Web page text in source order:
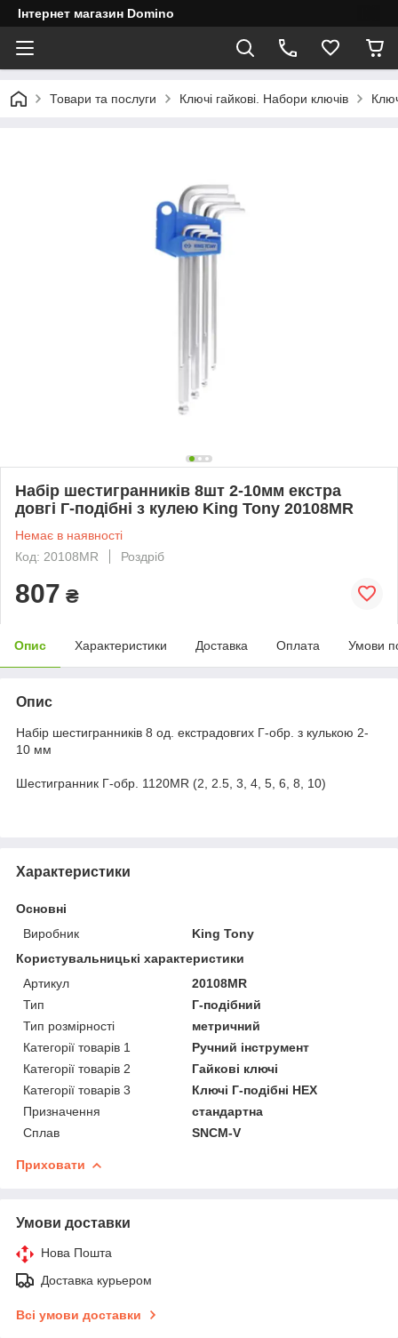
Інтернет магазин Domino
Товари та послуги Ключі гайкові. Набори ключів
Набір шестигранників 8шт 2-10мм екстра
довгі Г-подібні з кулею King Tony 20108MR
Немає в наявності
Код: 20108MR
Роздріб
807 ₴
Опис Характеристики Доставка Оплата Умови
Опис
Набір шестигранників 8 од. екстрадовгих Г-обр. з кулькою 2-
10 мм
Шестигранник Г-обр. 1120MR (2, 2.5, 3, 4, 5, 6, 8, 10)
Характеристики
Основні
Виробник
King Tony
Користувальницькі характеристики
Артикул
20108MR
Тип
Г-подібний
Тип розмірності
метричний
Категорії товарів 1
Ручний інструмент
Категорії товарів 2
Гайкові ключі
Категорії товарів 3
Ключі Г-подібні HEX
Призначення
стандартна
Сплав
SNCM-V
Приховати
Умови доставки
Нова Пошта
Доставка курьером
Всі умови доставки